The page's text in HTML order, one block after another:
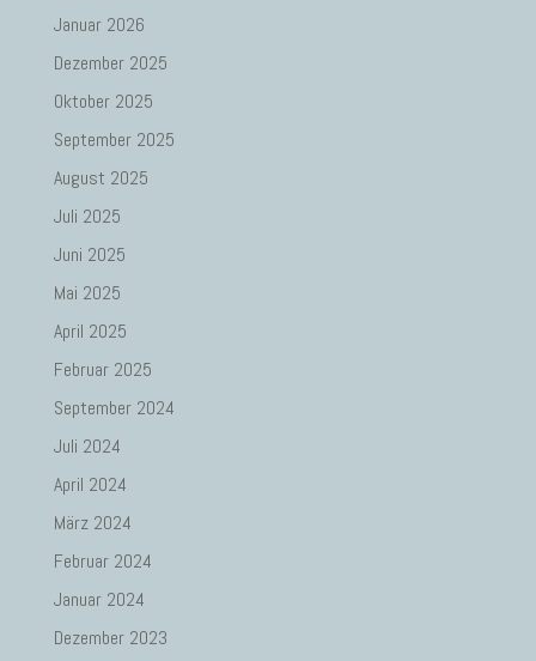
Januar 2026
Dezember 2025
Oktober 2025
September 2025
August 2025
Juli 2025
Juni 2025
Mai 2025
April 2025
Februar 2025
September 2024
Juli 2024
April 2024
März 2024
Februar 2024
Januar 2024
Dezember 2023